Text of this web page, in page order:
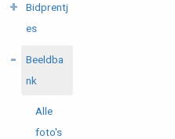
Bidprentj
es
Beeldba
nk
Alle
foto's